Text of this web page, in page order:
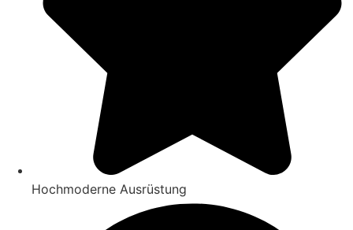
Hochmoderne Ausrüstung